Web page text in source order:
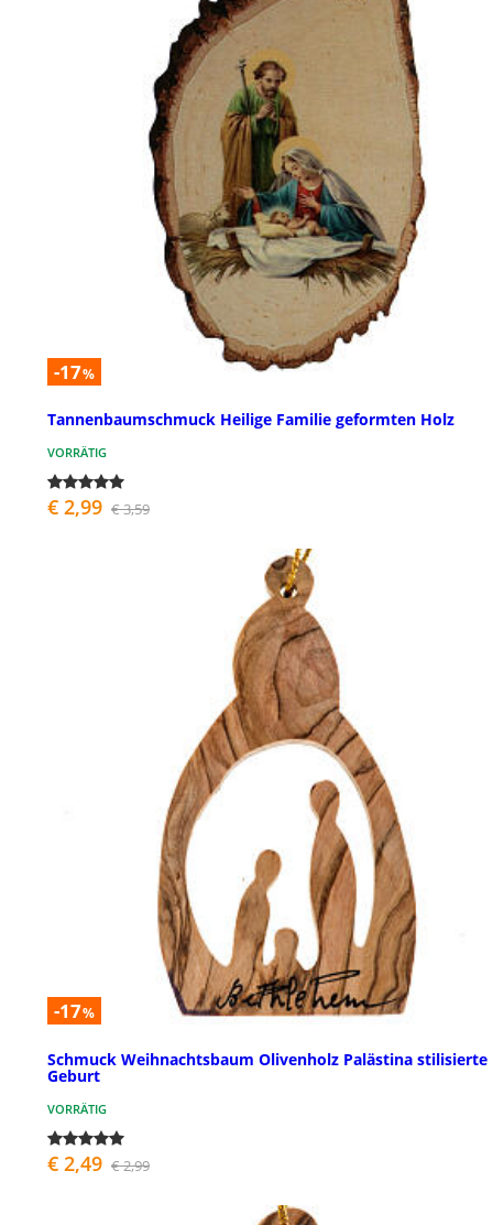
-17%
Tannenbaumschmuck Heilige Familie geformten Holz
VORRÄTIG
€ 2,99 € 3,59
-17%
Schmuck Weihnachtsbaum Olivenholz Palästina stilisierte
Geburt
VORRÄTIG
€ 2,49 € 2,99